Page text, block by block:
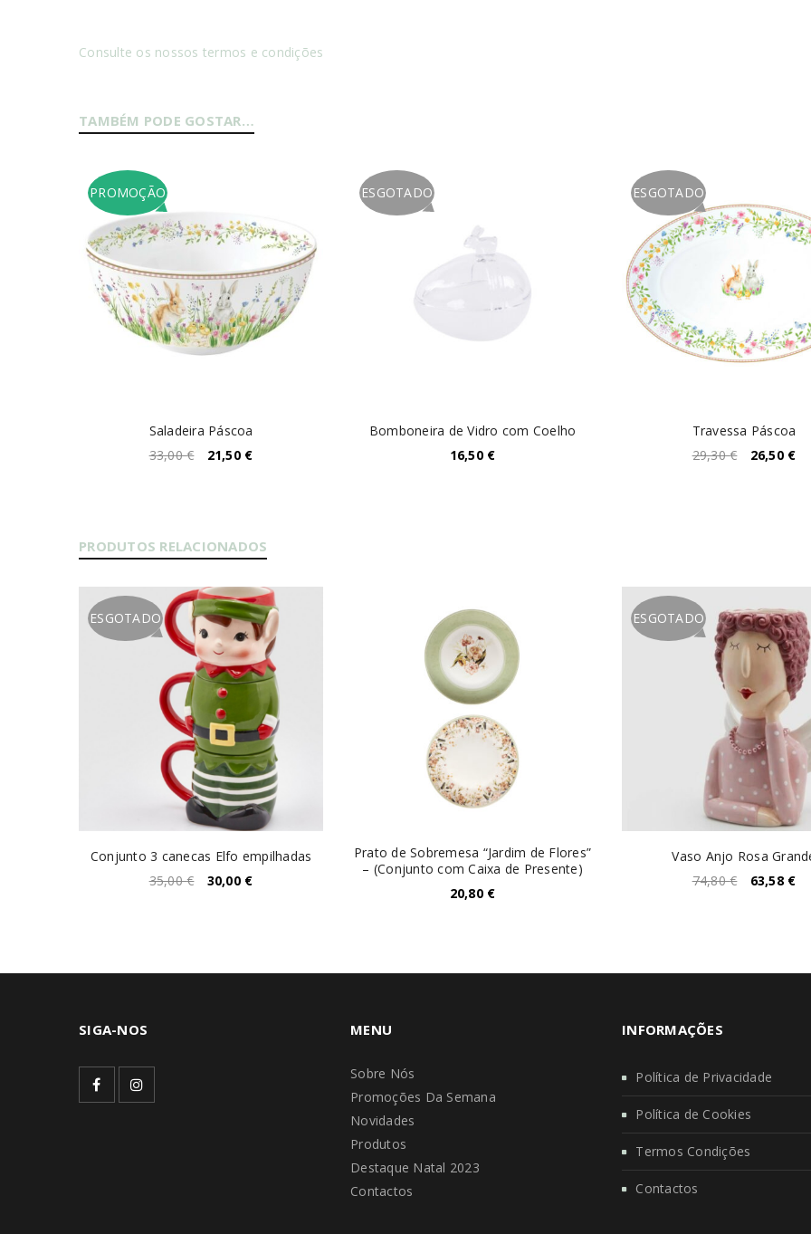
Manter sessão
PERDEU A SUA SENHA?
REGISTAR NOVA CONTA
Consulte os nossos termos e condições
TAMBÉM PODE GOSTAR…
PROMOÇÃO
Saladeira Páscoa
33,00€ 21,50 €
ESGOTADO
Bomboneira de Vidro com Coelho
16,50 €
ESGOTADO
Travessa Páscoa
29,30€ 26,50 €
PRODUTOS RELACIONADOS
ESGOTADO
Conjunto 3 canecas Elfo empilhadas
35,00€ 30,00 €
Prato de Sobremesa “Jardim de Flores”
– (Conjunto com Caixa de Presente)
20,80 €
ESGOTADO
Vaso Anjo Rosa
74,80€ 63,58 €
SIGA-NOS MENU
Sobre Nós
Promoções Da Semana
Novidades
Produtos
Destaque Natal 2023
Contactos
INFORMAÇÕES
Política de Privacidade
Política de Cookies
Termos Condições
Contactos